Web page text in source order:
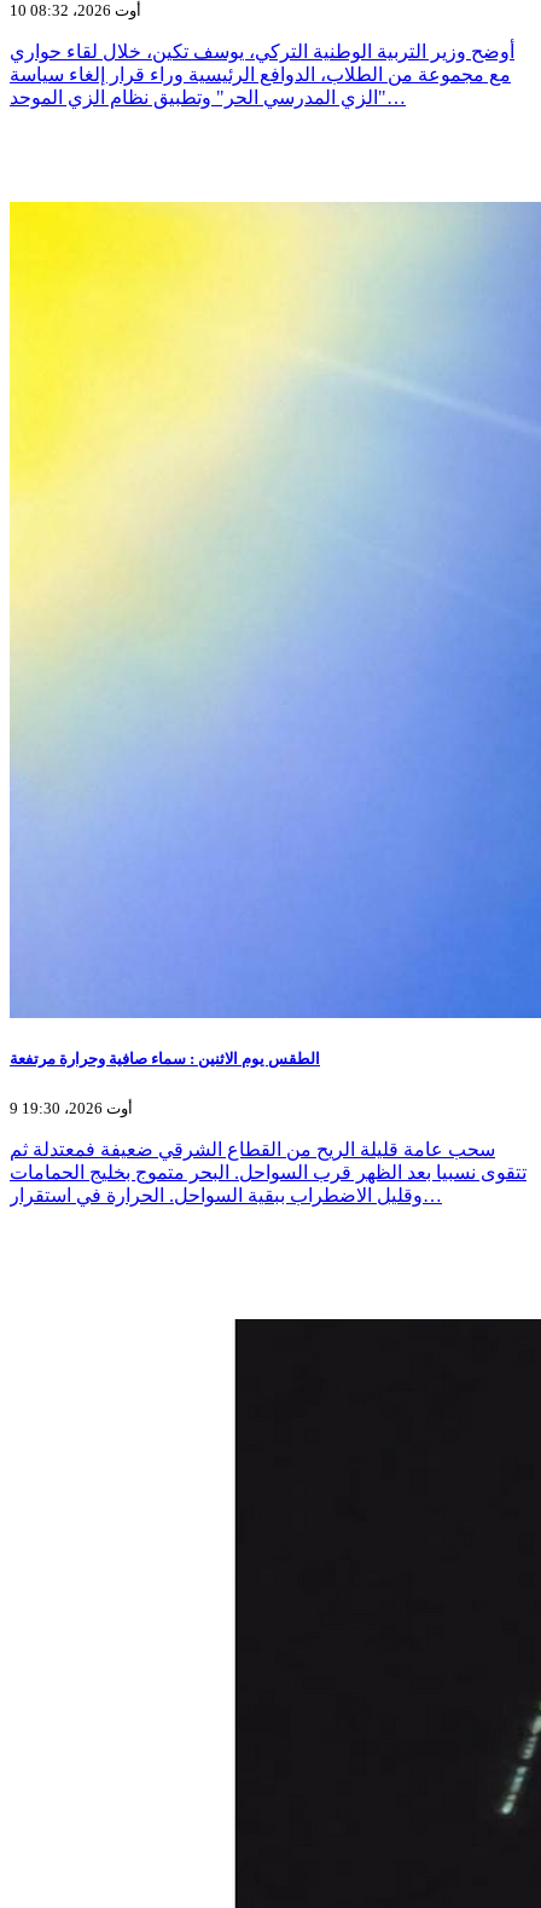
10 أوت 2026، 08:32
أوضح وزير التربية الوطنية التركي، يوسف تكين، خلال لقاء حواري
مع مجموعة من الطلاب، الدوافع الرئيسية وراء قرار إلغاء سياسة
"الزي المدرسي الحر" وتطبيق نظام الزي الموحد…
الطقس يوم الاثنين : سماء صافية وحرارة مرتفعة
9 أوت 2026، 19:30
سحب عامة قليلة الريح من القطاع الشرقي ضعيفة فمعتدلة ثم
تتقوى نسبيا بعد الظهر قرب السواحل. البحر متموج بخليج الحمامات
وقليل الاضطراب ببقية السواحل. الحرارة في استقرار…